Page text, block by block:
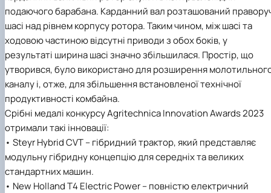
подаючого барабана. Карданний вал розташований
шасі над рівнем корпусу ротора. Таким чином, між шасі та
ходовою частиною відсутні приводи з обох боків, у
результаті ширина шасі значно збільшилася. Простір, що
утворився, було використано для розширення
каналу і, отже, для збільшення встановленої технічної
продуктивності комбайна.
Срібні медалі конкурсу Agritechnica Innovation Awards 2023
отримали такі інновації:
• Steyr Hybrid CVT – гібридний трактор, який представляє
модульну гібридну концепцію для середніх та великих
стандартних машин.
• New Holland T4 Electric Power – повністю електричний